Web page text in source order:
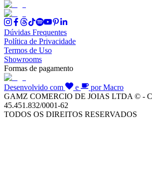
Dúvidas Frequentes
Política de Privacidade
Termos de Uso
Showrooms
Formas de pagamento
Desenvolvido com e
por Macro
GAMZ COMERCIO DE JOIAS LTDA © -
45.451.832/0001-62
TODOS OS DIREITOS RESERVADOS